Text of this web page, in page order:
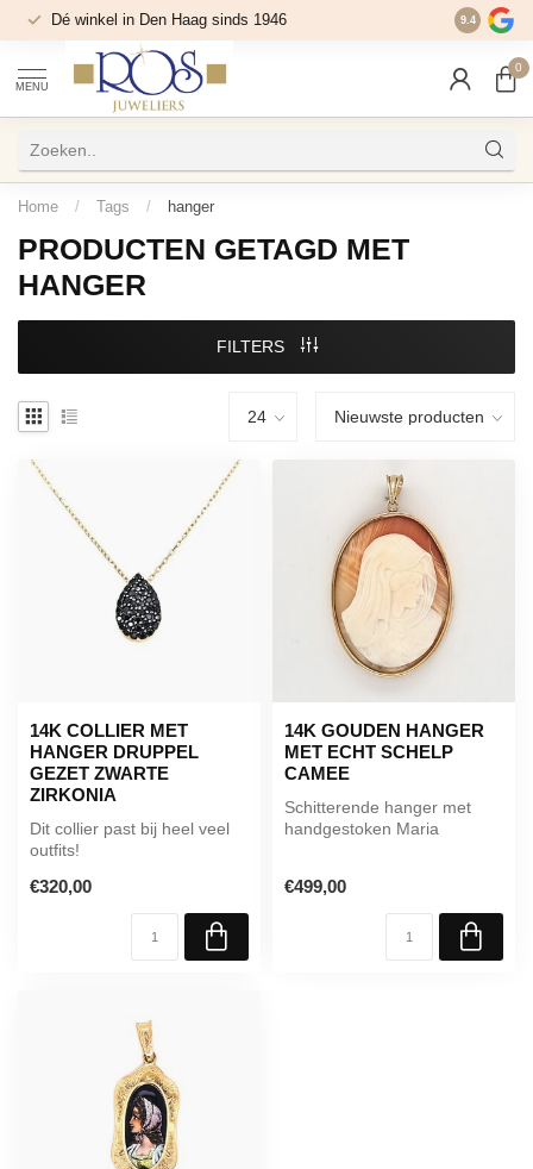
Dé winkel in Den Haag sinds 1946 9.4
MENU
0
Home / Tags / hanger
PRODUCTEN GETAGD MET
HANGER
FILTERS
14K COLLIER MET
HANGER DRUPPEL
GEZET ZWARTE
ZIRKONIA
Dit collier past bij heel veel
outfits!
€320,00
14K GOUDEN HANGER
MET ECHT SCHELP
CAMEE
Schitterende hanger met
handgestoken Maria
€499,00